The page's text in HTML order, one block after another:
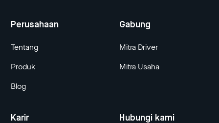
Perusahaan
Tentang
Produk
Blog
Gabung
Mitra Driver
Mitra Usaha
Karir Hubungi kami